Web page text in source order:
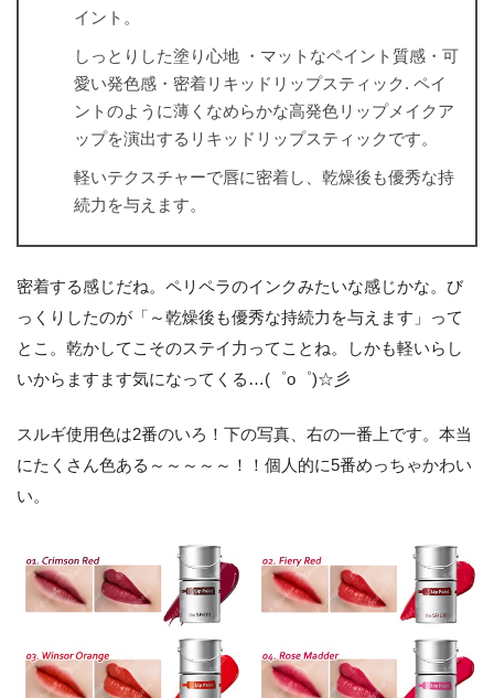
イント。
しっとりした塗り心地 ・マットなペイント質感・可
愛い発色感・密着リキッドリップスティック. ペイ
ントのように薄くなめらかな高発色リップメイクア
ップを演出するリキッドリップスティックです。
軽いテクスチャーで唇に密着し、乾燥後も優秀な持
続力を与えます。
密着する感じだね。ペリペラのインクみたいな感じかな。び
っくりしたのが「～乾燥後も優秀な持続力を与えます」って
とこ。乾かしてこそのステイ力ってことね。しかも軽いらし
いからますます気になってくる…(゜o゜)☆彡
スルギ使用色は2番のいろ！下の写真、右の一番上です。本当
にたくさん色ある～～～～～！！個人的に5番めっちゃかわい
い。